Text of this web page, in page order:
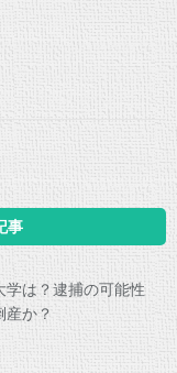
事
学は？逮捕の可能性
産か？